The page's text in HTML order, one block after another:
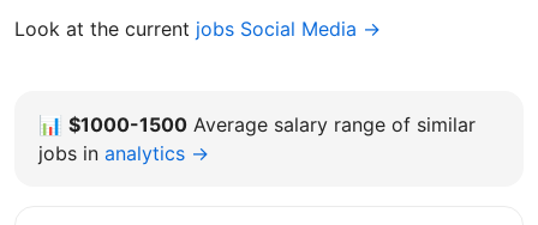
Look at the current jobs Social Media →
📊 $1000-1500 Average salary range of similar
jobs in analytics →